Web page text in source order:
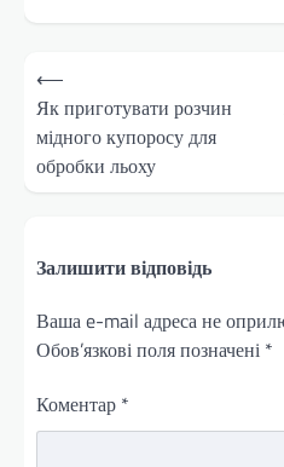
Навігація
записів
⟵
Як приготувати розчин
мідного купоросу для
обробки льоху
Залишити відповідь
Ваша e-mail адреса не
Обов’язкові поля позначені *
Коментар *